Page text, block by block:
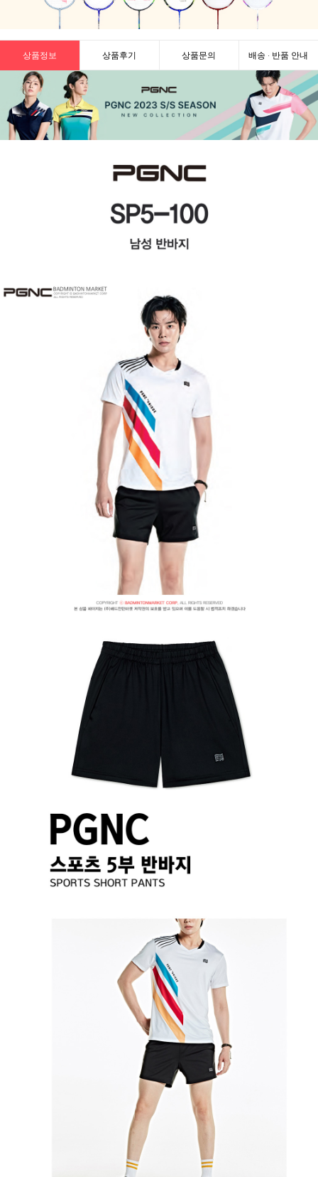
상품정보 상품후기 상품문의 배송 · 반품 안내